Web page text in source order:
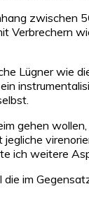
Verbrechern
Lügner wie
gehen
ich weitere
im